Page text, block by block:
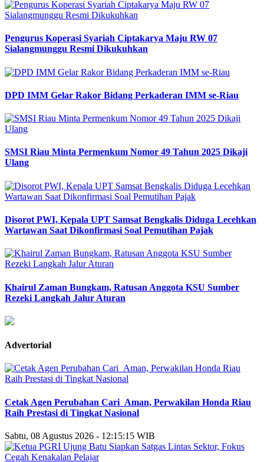
Pengurus Koperasi Syariah Ciptakarya Maju RW 07
Sialangmunggu Resmi Dikukuhkan
DPD IMM Gelar Rakor Bidang Perkaderan IMM se-Riau
SMSI Riau Minta Permenkum Nomor 49 Tahun 2025 Dikaji
Ulang
Disorot PWI, Kepala UPT Samsat Bengkalis Diduga Lecehkan
Wartawan Saat Dikonfirmasi Soal Pemutihan Pajak
Khairul Zaman Bungkam, Ratusan Anggota KSU Sumber
Rezeki Langkah Jalur Aturan
Advertorial
Cetak Agen Perubahan Cari_Aman, Perwakilan Honda Riau
Raih Prestasi di Tingkat Nasional
Sabtu, 08 Agustus 2026 - 12:15:15 WIB